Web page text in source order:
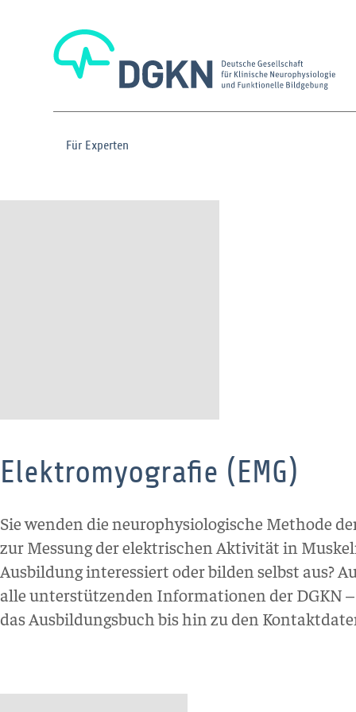
Für Experten
Elektromyografie (EMG)
Sie wenden die neurophysiologische Methode
zur Messung der elektrischen Aktivität in
Ausbildung interessiert oder bilden selbst aus?
alle unterstützenden Informationen der DGKN
das Ausbildungsbuch bis hin zu den